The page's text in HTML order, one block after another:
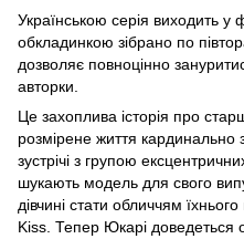
Українською серія виходить у
обкладинкою зібрано по
дозволяє повноцінно
авторки.
Це захоплива історія про
розмірене життя кардинально
зустрічі з групою
шукають модель для свого
дівчині стати обличчям
Kiss. Тепер Юкарі доведеться